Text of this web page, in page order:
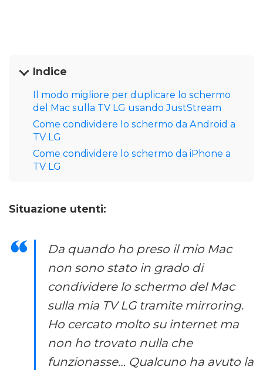
Indice
Il modo migliore per duplicare lo schermo
del Mac sulla TV LG usando JustStream
Come condividere lo schermo da Android a
TV LG
Come condividere lo schermo da iPhone a
TV LG
Situazione utenti:
Da quando ho preso il mio Mac
non sono stato in grado di
condividere lo schermo del Mac
sulla mia TV LG tramite mirroring.
Ho cercato molto su internet ma
non ho trovato nulla che
funzionasse… Qualcuno ha avuto la